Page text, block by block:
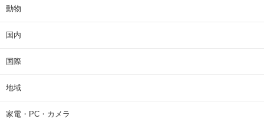
動物
国内
国際
地域
家電・PC・カメラ